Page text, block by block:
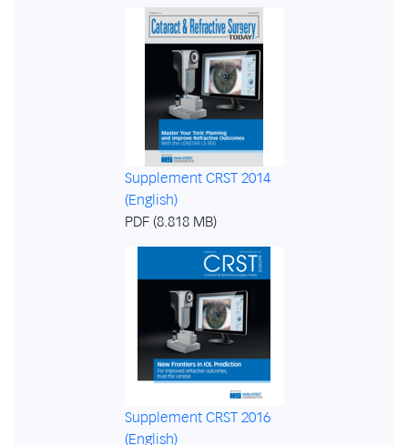
Supplement CRST 2014
(English)
PDF (8.818 MB)
Supplement CRST 2016
(English)